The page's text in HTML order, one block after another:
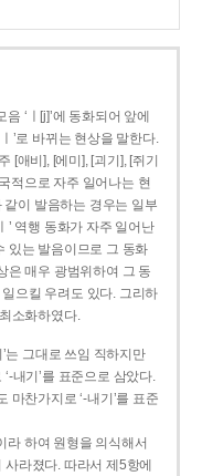
음 ‘ㅣ[j]’에 동화되어 앞에
’로 바뀌는 현상을 말한다.
[애비], [에미], [괴기], [쥐기
적으로 자주 일어나는 현
같이 발음하는 경우는 일부
’ 역행 동화가 자주 일어난
있는 발음이므로 그 동화
은 매우 광범위하여 그 동
으킬 우려도 있다. 그리하
소화하였다.
는 그대로 쓰임 직하지만
내기’를 표준으로 삼았다.
마찬가지로 ‘-내기’를 표준
라 하여 원형을 의식해서
라졌다. 따라서 제5항에